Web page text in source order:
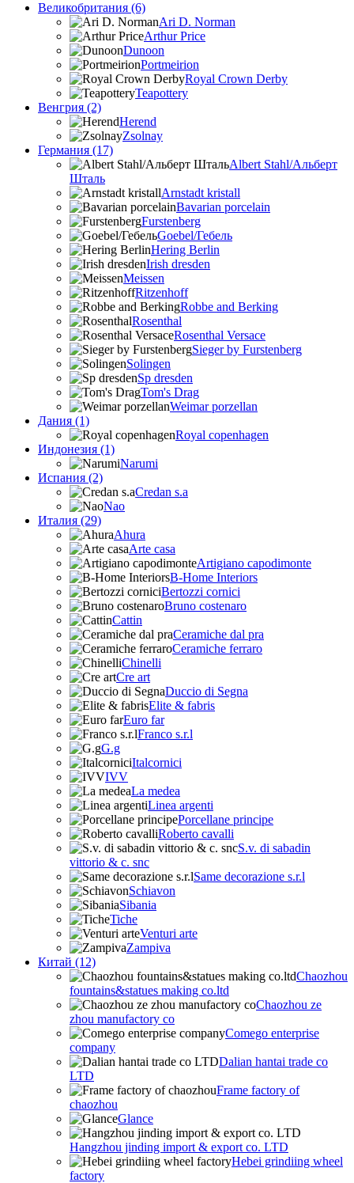
Великобритания (6)
Ari D. Norman
Arthur Price
Dunoon
Portmeirion
Royal Crown Derby
Teapottery
Венгрия (2)
Herend
Zsolnay
Германия (17)
Albert Stahl/Альбеpт
Шталь
Arnstadt kristall
Bavarian porcelain
Furstenberg
Goebel/Гебель
Hering Berlin
Irish dresden
Meissen
Ritzenhoff
Robbe and Berking
Rosenthal
Rosenthal Versace
Sieger by Furstenberg
Solingen
Sp dresden
Tom's Drag
Weimar porzellan
Дания (1)
Royal copenhagen
Индонезия (1)
Narumi
Испания (2)
Credan s.a
Nao
Италия (29)
Ahura
Arte casa
Artigiano capodimonte
B-Home Interiors
Bertozzi cornici
Bruno costenaro
Cattin
Ceramiche dal pra
Ceramiche ferraro
Chinelli
Cre art
Duccio di Segna
Elite & fabris
Euro far
Franco s.r.l
G.g
Italcornici
IVV
La medea
Linea argenti
Porcellane principe
Roberto cavalli
S.v. di sabadin
vittorio & c. snc
Same decorazione s.r.l
Schiavon
Sibania
Tiche
Venturi arte
Zampiva
Китай (12)
Chaozhou
fountains&statues making co.ltd
Chaozhou ze
zhou manufactory co
Comego enterprise
company
Dalian hantai trade co
LTD
Frame factory of
chaozhou
Glance
Hangzhou jinding import & export co. LTD
Hebei grindiing wheel
factory